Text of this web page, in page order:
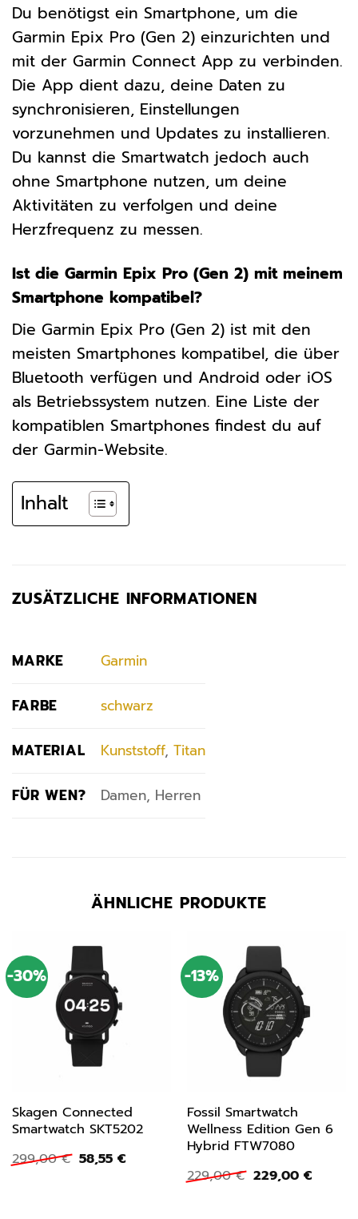
Du benötigst ein Smartphone, um die
Garmin Epix Pro (Gen 2) einzurichten und
mit der Garmin Connect App zu verbinden.
Die App dient dazu, deine Daten zu
synchronisieren, Einstellungen
vorzunehmen und Updates zu installieren.
Du kannst die Smartwatch jedoch auch
ohne Smartphone nutzen, um deine
Aktivitäten zu verfolgen und deine
Herzfrequenz zu messen.
Ist die Garmin Epix Pro (Gen 2) mit meinem
Smartphone kompatibel?
Die Garmin Epix Pro (Gen 2) ist mit den
meisten Smartphones kompatibel, die über
Bluetooth verfügen und Android oder iOS
als Betriebssystem nutzen. Eine Liste der
kompatiblen Smartphones findest du auf
der Garmin-Website.
Inhalt
ZUSÄTZLICHE INFORMATIONEN
MARKE Garmin
FARBE schwarz
MATERIAL Kunststoff, Titan
FÜR WEN? Damen, Herren
ÄHNLICHE PRODUKTE
-30%
Skagen Connected
Smartwatch SKT5202
299,00€ Ursprünglicher
Preis
58,55 €Aktueller
-13%
Fossil Smartwatch
Wellness Edition Gen 6
Hybrid FTW7080
229,00€ Ursprünglicher
Preis
229,00 €